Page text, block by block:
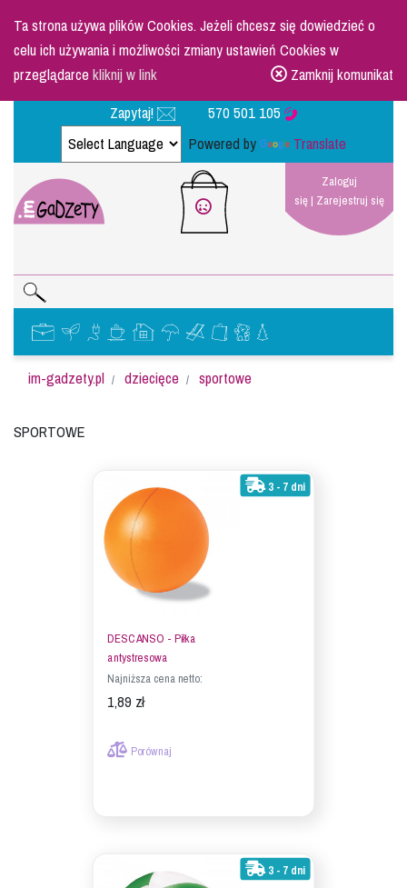
Ta strona używa plików Cookies. Jeżeli chcesz się dowiedzieć o
celu ich używania i możliwości zmiany ustawień Cookies w
przeglądarcekliknij w link
Zamknij komunikat
Zapytaj!
570 501 105
Powered by
Translate
Zaloguj
się| Zarejestruj się
im-gadzety.pl dziecięce sportowe
Sportowe
3 - 7 dni
DESCANSO - Piłka
antystresowa
Najniższa cena netto:
1,89 zł
Porównaj
3 - 7 dni